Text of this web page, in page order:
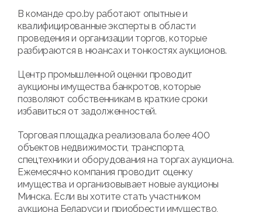
В команде cpo.by работают опытные и
квалифицированные эксперты в области
проведения и организации торгов, которые
разбираются в нюансах и тонкостях аукционов.
Центр промышленной оценки проводит
аукционы имущества банкротов, которые
позволяют собственникам в краткие сроки
избавиться от задолженностей.
Торговая площадка реализовала более 400
объектов недвижимости, транспорта,
спецтехники и оборудования на торгах аукциона.
Ежемесячно компания проводит оценку
имущества и организовывает новые аукционы
Минска. Если вы хотите стать участником
аукциона Беларуси и приобрести имущество,